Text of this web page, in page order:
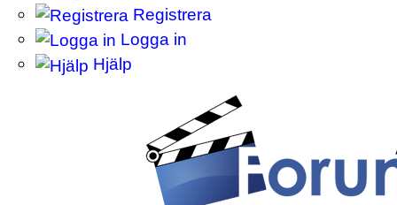
Registrera
Logga in
Hjälp